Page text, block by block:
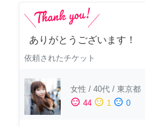
ありがとうございます！
依頼されたチケット
女性 / 40代 / 東京都
sentiment_satisfied 44 sentiment_neutral 1 sentiment_dissatisfied 0